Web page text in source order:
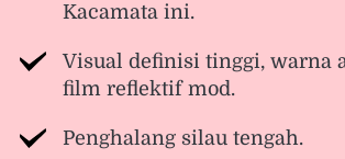
Kacamata ini.
Visual definisi tinggi, warna
film reflektif mod.
Penghalang silau tengah.